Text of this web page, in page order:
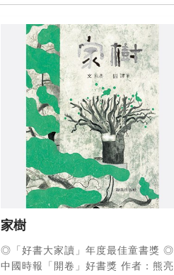
家樹
◎「好書大家讀」年度最佳童書獎 ◎
中國時報「開卷」好書獎 作者：熊亮